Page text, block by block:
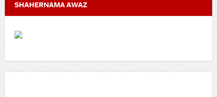
SHAHERNAMA AWAZ